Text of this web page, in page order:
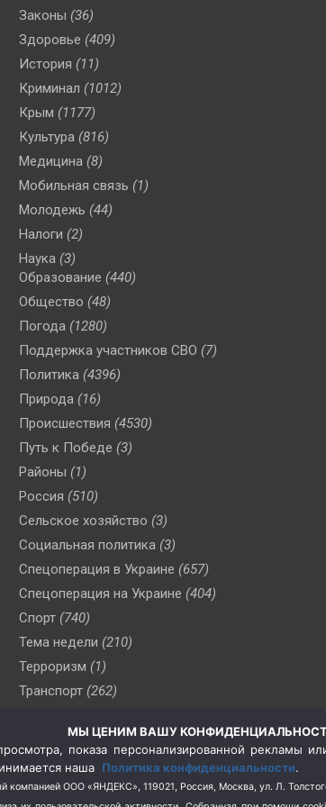
Законы (36)
Здоровье (409)
История (11)
Криминал (1012)
Крым (1177)
Культура (816)
Медицина (8)
Мобильная связь (1)
Молодежь (44)
Налоги (2)
Наука (3)
Образование (440)
Общество (48)
Погода (1280)
Поддержка участников СВО (7)
Политика (4396)
Природа (16)
Происшествия (4530)
Путь к Победе (3)
Районы (1)
Россия (510)
Сельское хозяйство (3)
Социальная политика (3)
Спецоперация в Украине (657)
Спецоперация на Украине (404)
Спорт (740)
Тема недели (210)
Терроризм (1)
Транспорт (262)
(76)
Цены (2)
Школа и спорт (2)
МЫ ЦЕНИМ ВАШУ
показа персонализированной рекламы
наша Политика конфиденциальности.
компанией ООО «ЯНДЕКС», 119021, Россия, Москва, ул. Л.